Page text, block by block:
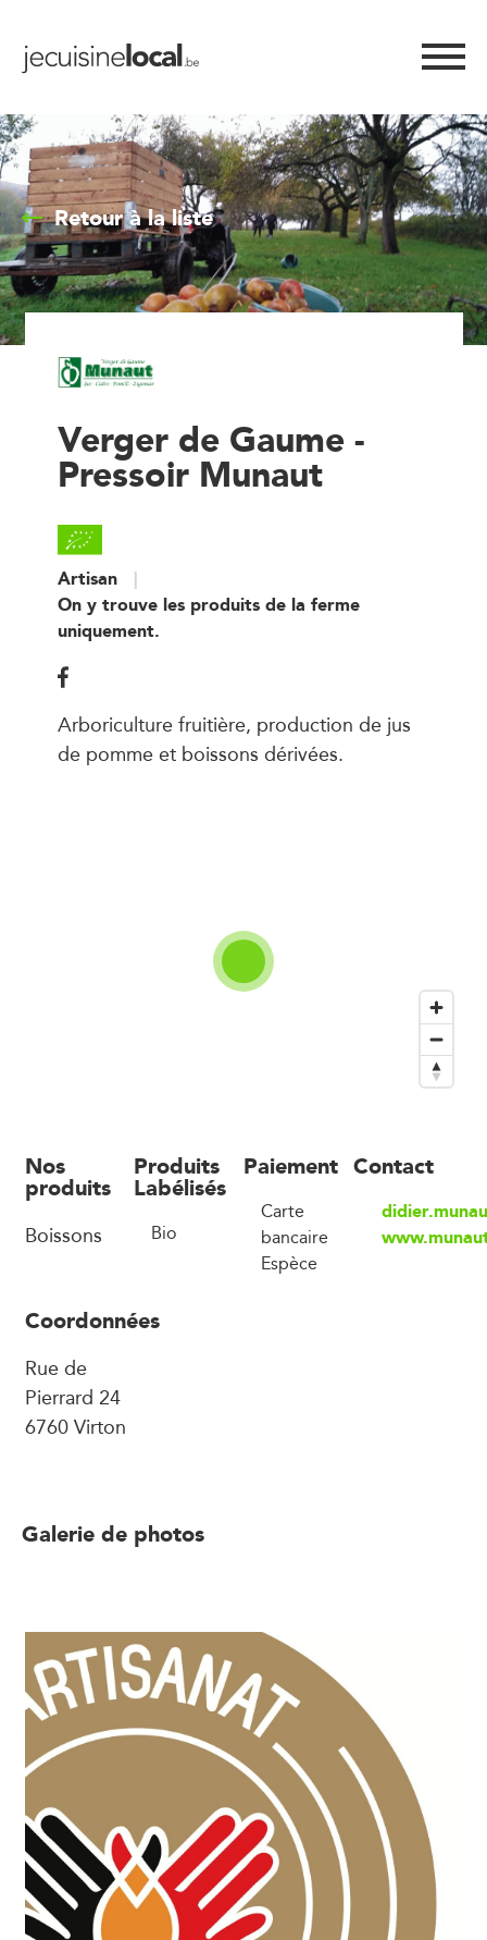
Retour à la liste
Verger de Gaume -
Pressoir Munaut
Artisan
On y trouve les produits de la ferme
uniquement.
Arboriculture fruitière, production de jus
de pomme et boissons dérivées.
Nos
produits
Boissons
Produits
Labélisés
Bio
Paiement
Carte
bancaire
Espèce
Contact
Coordonnées
Rue de
Pierrard 24
6760 Virton
Galerie de photos